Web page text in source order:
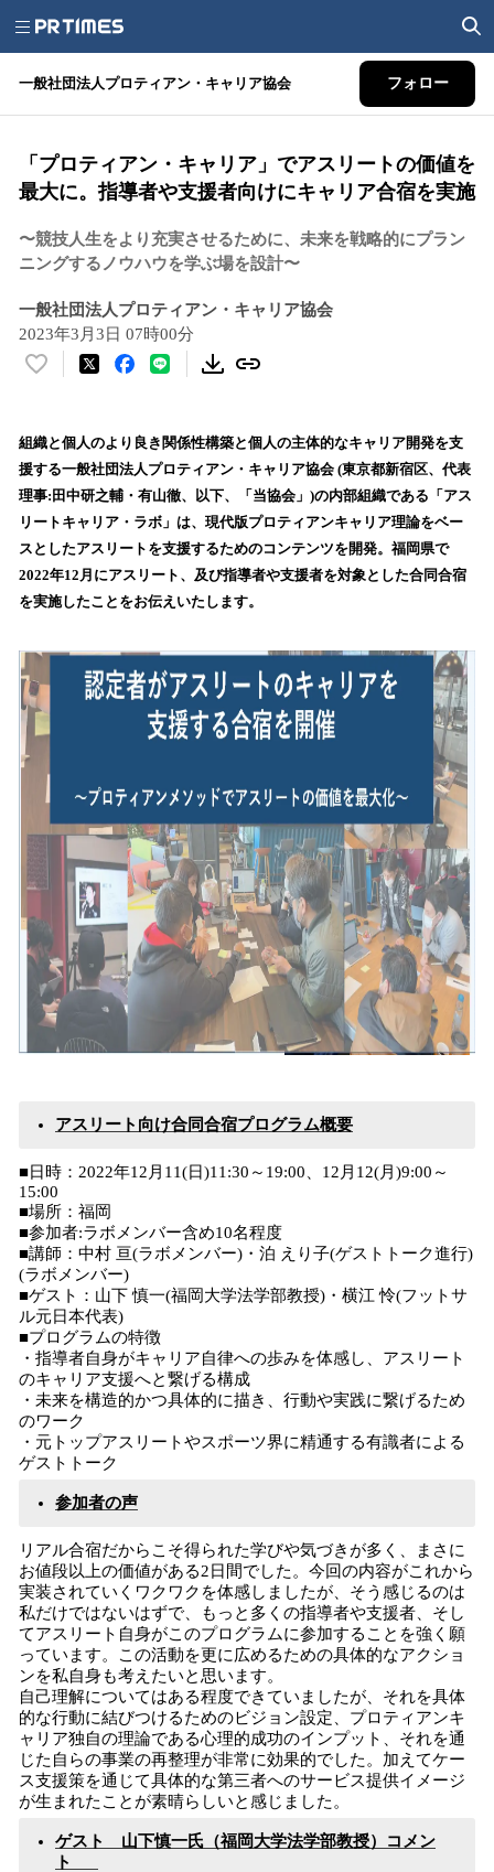
一般社団法人プロティアン・キャリア協会 フォロー
「プロティアン・キャリア」でアスリートの価値を
最大に。指導者や支援者向けにキャリア合宿を実施
〜競技人生をより充実させるために、未来を戦略的にプラン
ニングするノウハウを学ぶ場を設計〜
一般社団法人プロティアン・キャリア協会
2023年3月3日 07時00分
い
！
数
を
読
込
み
中
す
組織と個人のより良き関係性構築と個人の主体的なキャリア開発を支
援する一般社団法人プロティアン・キャリア協会 (東京都新宿区、代表
理事:田中研之輔・有山徹、以下、「当協会」)の内部組織である「アス
リートキャリア・ラボ」は、現代版プロティアンキャリア理論をベー
スとしたアスリートを支援するためのコンテンツを開発。福岡県で
2022年12月にアスリート、及び指導者や支援者を対象とした合同合宿
を実施したことをお伝えいたします。
アスリート向け合同合宿プログラム概要
■日時：2022年12月11(日)11:30～19:00、12月12(月)9:00～
15:00
■場所：福岡
■参加者:ラボメンバー含め10名程度
■講師：中村 亘(ラボメンバー)・泊 えり子(ゲストトーク進行)
(ラボメンバー)
■ゲスト：山下 慎一(福岡大学法学部教授)・横江 怜(フットサ
ル元日本代表)
■プログラムの特徴
・指導者自身がキャリア自律への歩みを体感し、アスリート
のキャリア支援へと繋げる構成
・未来を構造的かつ具体的に描き、行動や実践に繋げるため
のワーク
・元トップアスリートやスポーツ界に精通する有識者による
ゲストトーク
参加者の声
リアル合宿だからこそ得られた学びや気づきが多く、まさに
お値段以上の価値がある2日間でした。今回の内容がこれから
実装されていくワクワクを体感しましたが、そう感じるのは
私だけではないはずで、もっと多くの指導者や支援者、そし
てアスリート自身がこのプログラムに参加することを強く願
っています。この活動を更に広めるための具体的なアクショ
ンを私自身も考えたいと思います。
自己理解についてはある程度できていましたが、それを具体
的な行動に結びつけるためのビジョン設定、プロティアンキ
ャリア独自の理論である心理的成功のインプット、それを通
じた自らの事業の再整理が非常に効果的でした。加えてケー
ス支援策を通じて具体的な第三者へのサービス提供イメージ
が生まれたことが素晴らしいと感じました。
ゲスト 山下慎一氏（福岡大学法学部教授）コメン
ト